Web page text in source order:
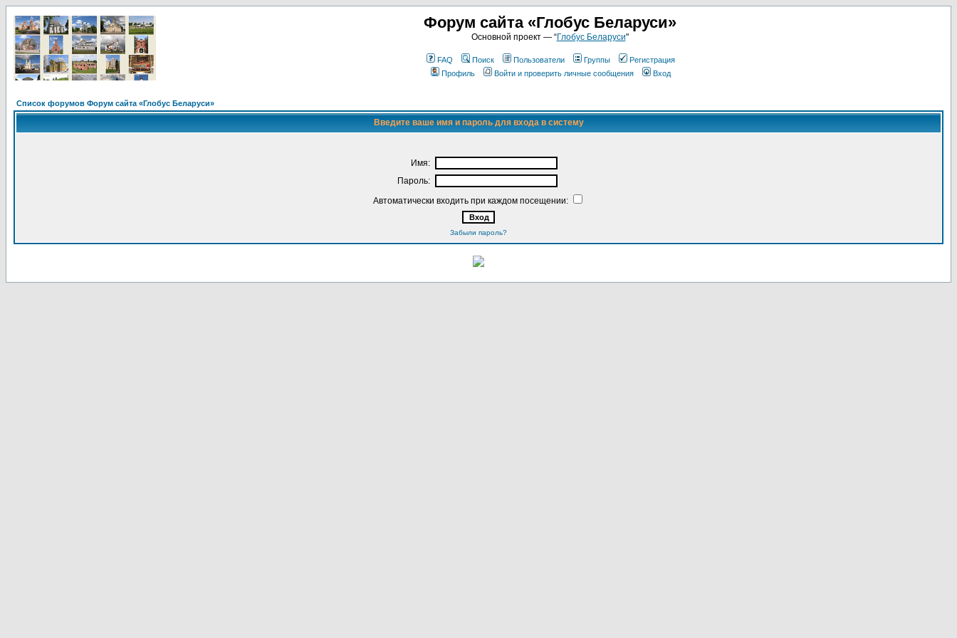
Форум сайта «Глобус Беларуси»
Основной проект — “Глобус Беларуси"
FAQ Поиск Пользователи Группы
Регистрация
Профиль
Войти и проверить личные сообщения Вход
Список форумов Форум сайта «Глобус Беларуси»
Введите ваше имя и пароль для входа в систему
Имя:
Пароль:
Автоматически входить при каждом посещении:
Забыли пароль?